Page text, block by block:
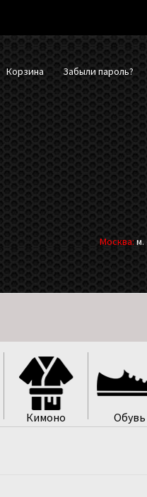
Корзина Забыли пароль?
Москва:м.
Кимоно Обувь